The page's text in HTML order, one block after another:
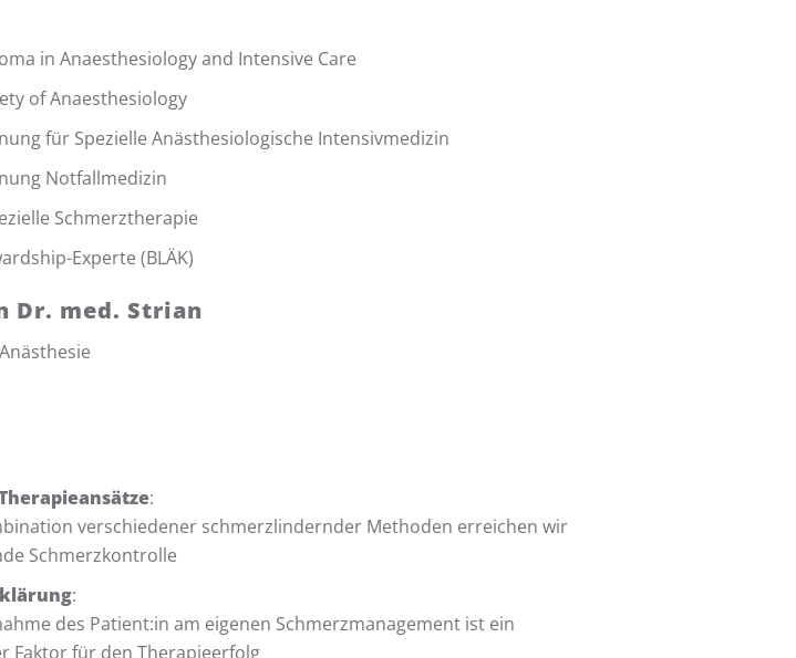
in Anaesthesiology and Intensive Care
of Anaesthesiology
für Spezielle Anästhesiologische Intensivmedizin
Notfallmedizin
Schmerztherapie
Experte (BLÄK)
Dr. med. Strian
:
verschiedener schmerzlindernder Methoden erreichen wir
Schmerzkontrolle
:
des Patient:in am eigenen Schmerzmanagement ist ein
Faktor für den Therapieerfolg